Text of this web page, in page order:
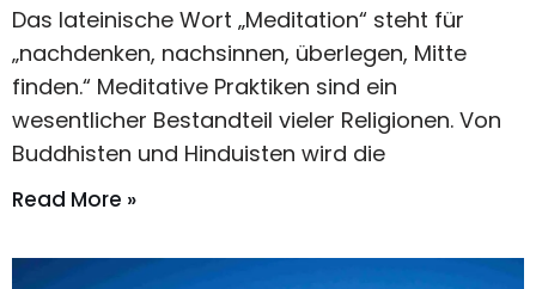
Das lateinische Wort „Meditation“ steht für
„nachdenken, nachsinnen, überlegen, Mitte
finden.“ Meditative Praktiken sind ein
wesentlicher Bestandteil vieler Religionen. Von
Buddhisten und Hinduisten wird die
Read More »